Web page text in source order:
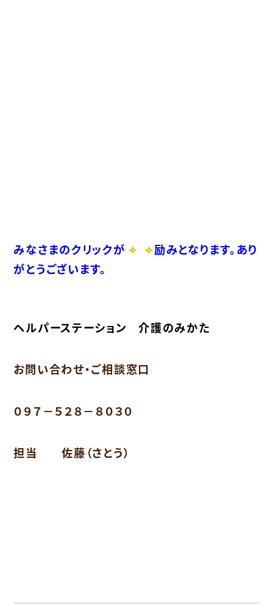
みなさまのクリックが
励みとなります。あり
がとうございます。
ヘルパーステーション 介護のみかた
お問い合わせ・ご相談窓口
０９７－５２８－８０３０
担当 佐藤（さとう）